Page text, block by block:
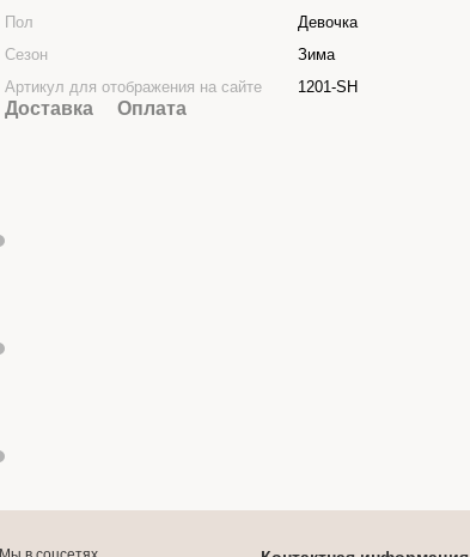
Пол
Девочка
Сезон
Зима
Артикул для отображения на сайте
1201-SH
Доставка Оплата